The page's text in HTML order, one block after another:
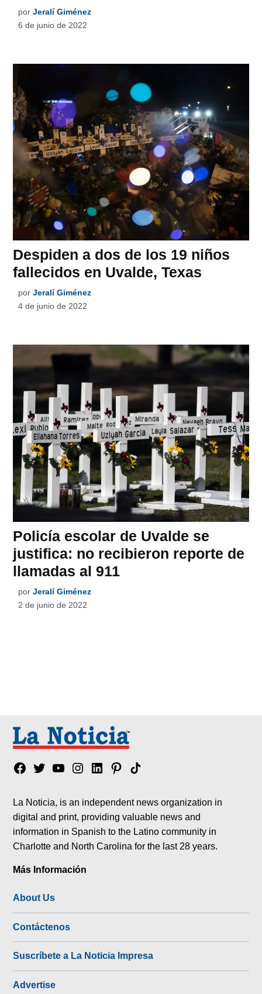
por Jeralí Giménez
6 de junio de 2022
Despiden a dos de los 19 niños
fallecidos en Uvalde, Texas
por Jeralí Giménez
4 de junio de 2022
Policía escolar de Uvalde se
justifica: no recibieron reporte de
llamadas al 911
por Jeralí Giménez
2 de junio de 2022
Facebook
TwitterYouTubeInstagram
LinkedinPinterest
Tik
La Noticia, is an independent news organization in
digital and print, providing valuable news and
information in Spanish to the Latino community in
Charlotte and North Carolina for the last 28 years.
Más Información
About Us
Contáctenos
Suscríbete a La Noticia Impresa
Advertise